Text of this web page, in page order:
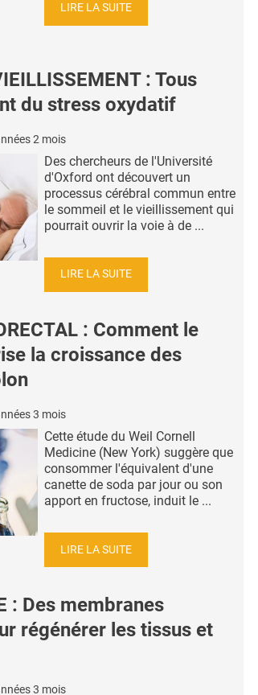
LIRE LA SUITE
: Tous
du stress oxydatif
2 mois
Des chercheurs de l'Université
d'Oxford ont découvert un
processus cérébral commun entre
le sommeil et le vieillissement qui
pourrait ouvrir la voie à de ...
LIRE LA SUITE
: Comment le
la croissance des
3 mois
Cette étude du Weil Cornell
Medicine (New York) suggère que
consommer l'équivalent d'une
canette de soda par jour ou son
apport en fructose, induit le ...
LIRE LA SUITE
: Des membranes
régénérer les tissus et
3 mois